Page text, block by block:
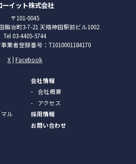
ーイット株式会社
〒101-0045
鍛冶町3-7-21 天翔神田駅前ビル1002
Tel 03-4405-5744
業者登録番号：T1010001184170
X
Facebook
ル
会社情報
会社概要
アクセス
採用情報
お問い合わせ